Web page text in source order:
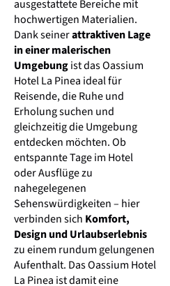
ausgestattete Bereiche mit
hochwertigen Materialien.
Dank seinerattraktiven Lage
in einer malerischen
Umgebungist das Oassium
Hotel La Pinea ideal für
Reisende, die Ruhe und
Erholung suchen und
gleichzeitig die Umgebung
entdecken möchten. Ob
entspannte Tage im Hotel
oder Ausflüge zu
nahegelegenen
Sehenswürdigkeiten – hier
verbinden sich Komfort,
Design und Urlaubserlebnis
zu einem rundum gelungenen
Aufenthalt. Das Oassium Hotel
La Pinea ist damit eine